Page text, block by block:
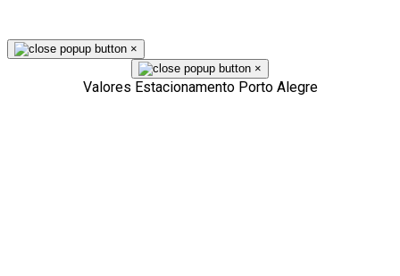
×
×
Valores Estacionamento Porto Alegre